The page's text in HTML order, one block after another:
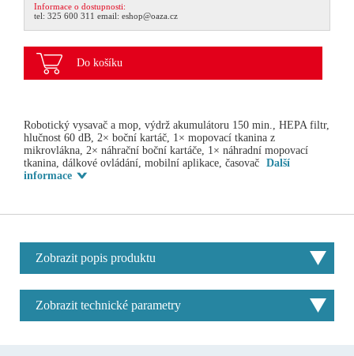
Informace o dostupnosti:
tel: 325 600 311 email: eshop@oaza.cz
Do košíku
Robotický vysavač a mop, výdrž akumulátoru 150 min., HEPA filtr,
hlučnost 60 dB, 2× boční kartáč, 1× mopovací tkanina z
mikrovlákna, 2× náhrační boční kartáče, 1× náhradní mopovací
tkanina, dálkové ovládání, mobilní aplikace, časovač Další
informace
Zobrazit popis produktu
Zobrazit technické parametry